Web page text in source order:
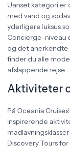
Uanset kategori er
med vand og
yderligere luksus
Concierge-niveau
og det anerkendte
finder du alle
afslappende rejse.
Aktiviteter
På Oceania
inspirerende
Discovery Tours